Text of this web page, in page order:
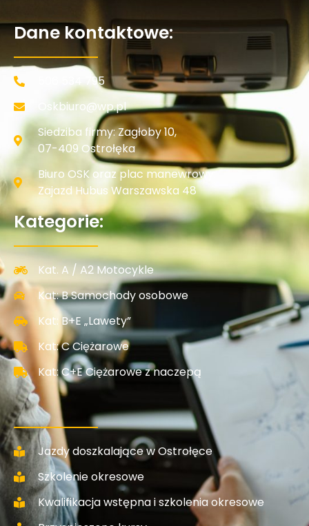
Dane kontaktowe:
506 534 795
Oskbiuro@wp.pl
Siedziba firmy: Zagłoby 10,
07-409 Ostrołęka
Biuro OSK oraz plac manewrowy:
Zajazd Hubus Warszawska 48
Kategorie:
Kat. A / A2 Motocykle
Kat: B Samochody osobowe
Kat: B+E „Lawety”
Kat: C Ciężarowe
Kat: C+E Ciężarowe z naczepą
Jazdy doszkalające w Ostrołęce
Szkolenie okresowe
Kwalifikacja wstępna i szkolenia okresowe